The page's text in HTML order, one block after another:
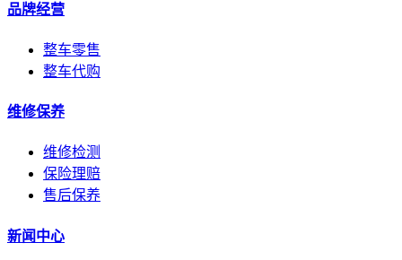
品牌经营
整车零售
整车代购
维修保养
维修检测
保险理赔
售后保养
新闻中心